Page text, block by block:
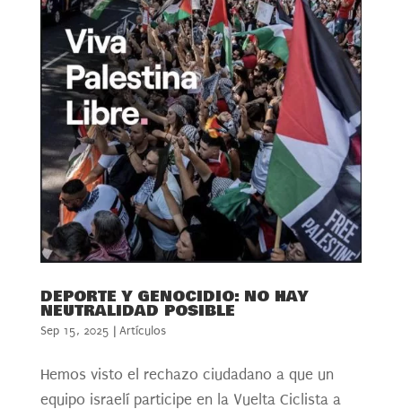
DEPORTE Y GENOCIDIO: NO HAY
NEUTRALIDAD POSIBLE
Sep 15, 2025 | Artículos
Hemos visto el rechazo ciudadano a que un
equipo israelí participe en la Vuelta Ciclista a